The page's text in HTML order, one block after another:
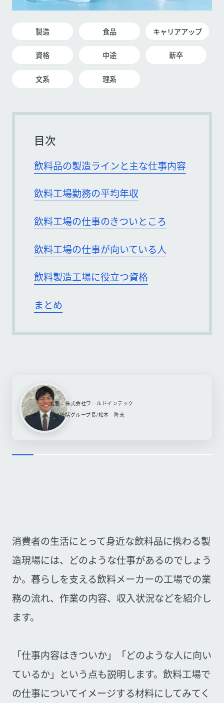
製造 食品 キャリアアップ
資格 中途 新卒
文系 理系
目次
飲料品の製造ラインと主な仕事内容
飲料工場勤務の平均年収
飲料工場の仕事のきついところ
飲料工場の仕事が向いている人
飲料製造工場に役立つ資格
まとめ
著者：株式会社ワールドインテック
採用統括グループ長/松本 隆志
消費者の生活にとって身近な飲料品に携わる製
造現場には、どのような仕事があるのでしょう
か。暮らしを支える飲料メーカーの工場での業
務の流れ、作業の内容、収入状況などを紹介し
ます。
「仕事内容はきついか」「どのような人に向い
ているか」という点も説明します。飲料工場で
の仕事についてイメージする材料にしてみてく